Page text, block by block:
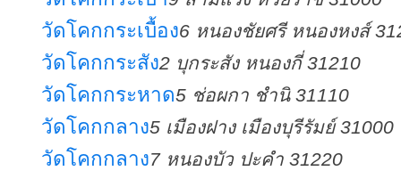
วัดโคกกระเบื้อง6 หนองชัยศรี หนองหงส์
วัดโคกกระสัง2 บุกระสัง หนองกี่ 31210
วัดโคกกระหาด5 ช่อผกา ชำนิ 31110
วัดโคกกลาง5 เมืองฝาง เมืองบุรีรัมย์ 31000
วัดโคกกลาง7 หนองบัว ปะคำ 31220